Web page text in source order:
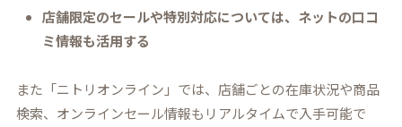
店舗限定のセールや特別対応については、ネットの口コ
ミ情報も活用する
また「ニトリオンライン」では、店舗ごとの在庫状況や商品
検索、オンラインセール情報もリアルタイムで入手可能で